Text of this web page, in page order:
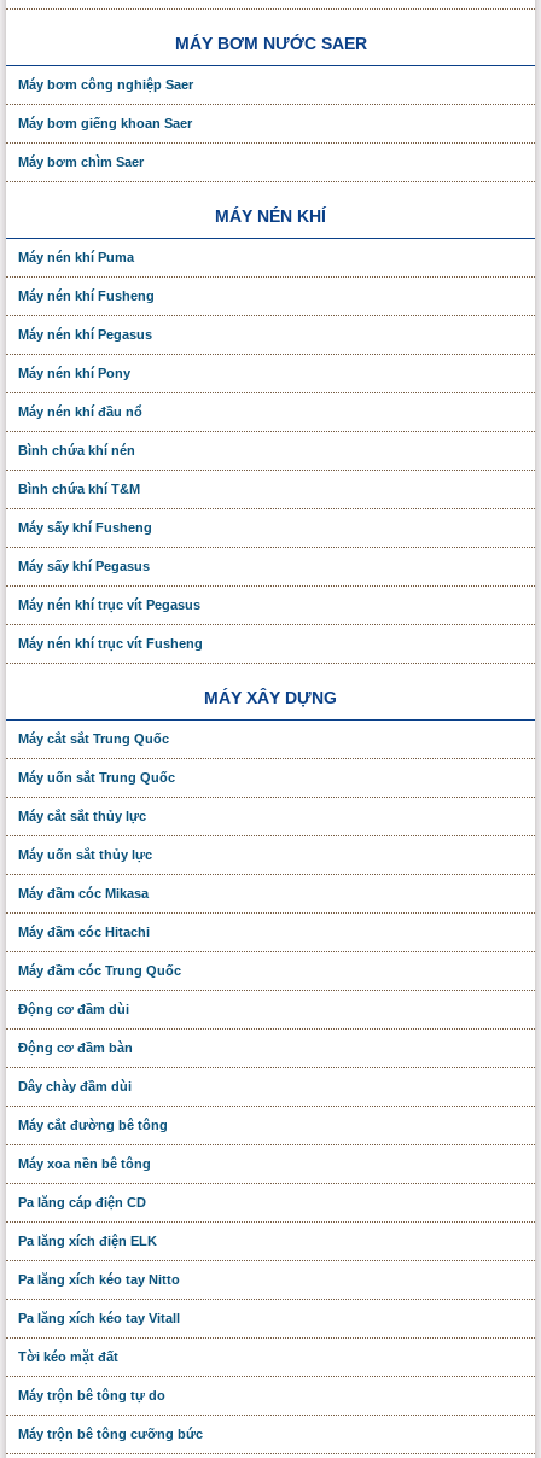
MÁY BƠM NƯỚC SAER
Máy bơm công nghiệp Saer
Máy bơm giếng khoan Saer
Máy bơm chìm Saer
MÁY NÉN KHÍ
Máy nén khí Puma
Máy nén khí Fusheng
Máy nén khí Pegasus
Máy nén khí Pony
Máy nén khí đầu nổ
Bình chứa khí nén
Bình chứa khí T&M
Máy sấy khí Fusheng
Máy sấy khí Pegasus
Máy nén khí trục vít Pegasus
Máy nén khí trục vít Fusheng
MÁY XÂY DỰNG
Máy cắt sắt Trung Quốc
Máy uốn sắt Trung Quốc
Máy cắt sắt thủy lực
Máy uốn sắt thủy lực
Máy đầm cóc Mikasa
Máy đầm cóc Hitachi
Máy đầm cóc Trung Quốc
Động cơ đầm dùi
Động cơ đầm bàn
Dây chày đầm dùi
Máy cắt đường bê tông
Máy xoa nền bê tông
Pa lăng cáp điện CD
Pa lăng xích điện ELK
Pa lăng xích kéo tay Nitto
Pa lăng xích kéo tay Vitall
Tời kéo mặt đất
Máy trộn bê tông tự do
Máy trộn bê tông cưỡng bức